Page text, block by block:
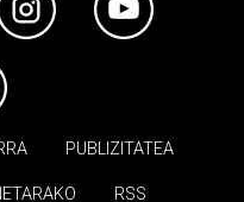
PUBLIZITATEA
RSS